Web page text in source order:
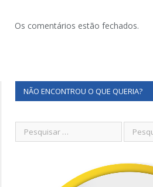
Os comentários estão fechados.
NÃO ENCONTROU O QUE QUERIA?